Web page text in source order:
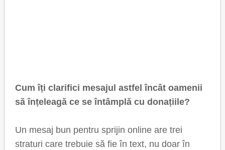
Cum îți clarifici mesajul astfel încât oamenii
să înțeleagă ce se întâmplă cu donațiile?
Un mesaj bun pentru sprijin online are trei
straturi care trebuie să fie în text, nu doar în